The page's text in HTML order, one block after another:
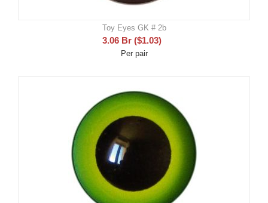
Toy Eyes GK # 2b
3.06 Br ($1.03)
Per pair